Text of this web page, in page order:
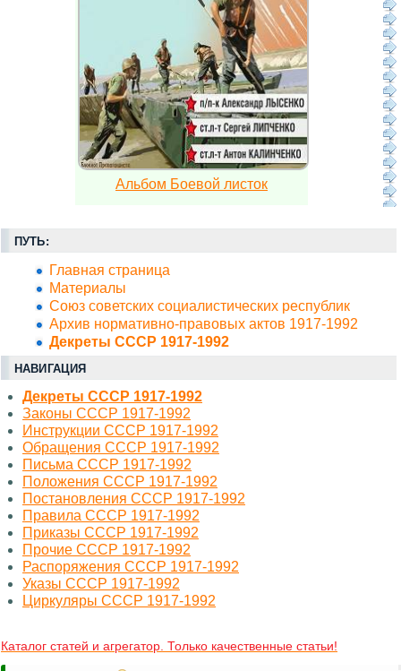
Альбом Боевой листок
ПУТЬ:
Главная страница
Материалы
Союз советских социалистических республик
Архив нормативно-правовых актов 1917-1992
Декреты СССР 1917-1992
НАВИГАЦИЯ
Декреты СССР 1917-1992
Законы СССР 1917-1992
Инструкции СССР 1917-1992
Обращения СССР 1917-1992
Письма СССР 1917-1992
Положения СССР 1917-1992
Постановления СССР 1917-1992
Правила СССР 1917-1992
Приказы СССР 1917-1992
Прочие СССР 1917-1992
Распоряжения СССР 1917-1992
Указы СССР 1917-1992
Циркуляры СССР 1917-1992
Каталог статей и агрегатор. Только качественные статьи!